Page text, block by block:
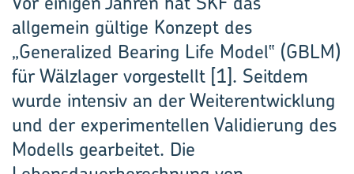
allgemein gültige Konzept des
„Generalized Bearing Life Model‟ (GBLM)
für Wälzlager vorgestellt [1]. Seitdem
wurde intensiv an der Weiterentwicklung
und der experimentellen Validierung des
Modells gearbeitet. Die